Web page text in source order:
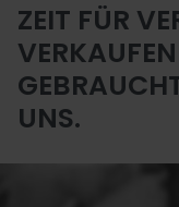
ZEIT FÜR
UNS.